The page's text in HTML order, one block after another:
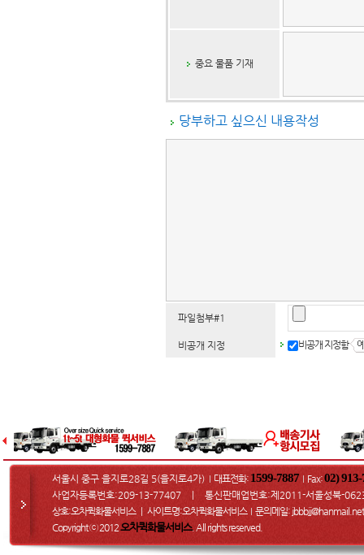
중요 물품 기재
당부하고 싶으신 내용작성
파일첨부#1
비공개 지정 비공개 지정함
서울시 중구 을지로28길 5(을지로4가) I 대표전화: 1599-7887 I Fax:02)
사업자등록번호:209-13-77407 ㅣ 통신판매업번호:제2011-서울성북-
상호:오차퀵화물서비스 ㅣ 사이트명:오차퀵화물서비스 I 문의메일: jbbbjj@hanmail.net
Copyright ⓒ 2012오차퀵화물서비스. All rights reserved.